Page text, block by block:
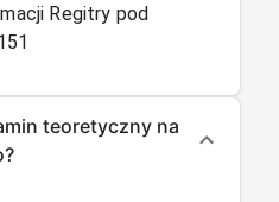
Regitry pod
teoretyczny na